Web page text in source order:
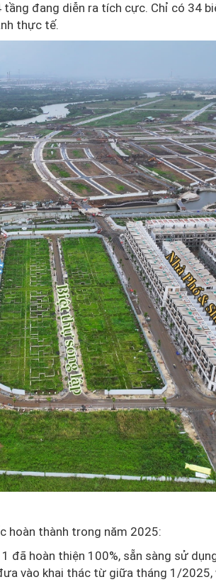
đang diễn ra tích cực. Chỉ có 34
thực tế.
hoàn thành trong năm 2025:
đã hoàn thiện 100%, sẵn sàng sử
vào khai thác từ giữa tháng 1/